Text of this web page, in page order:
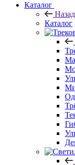
Каталог
Назад
Каталог